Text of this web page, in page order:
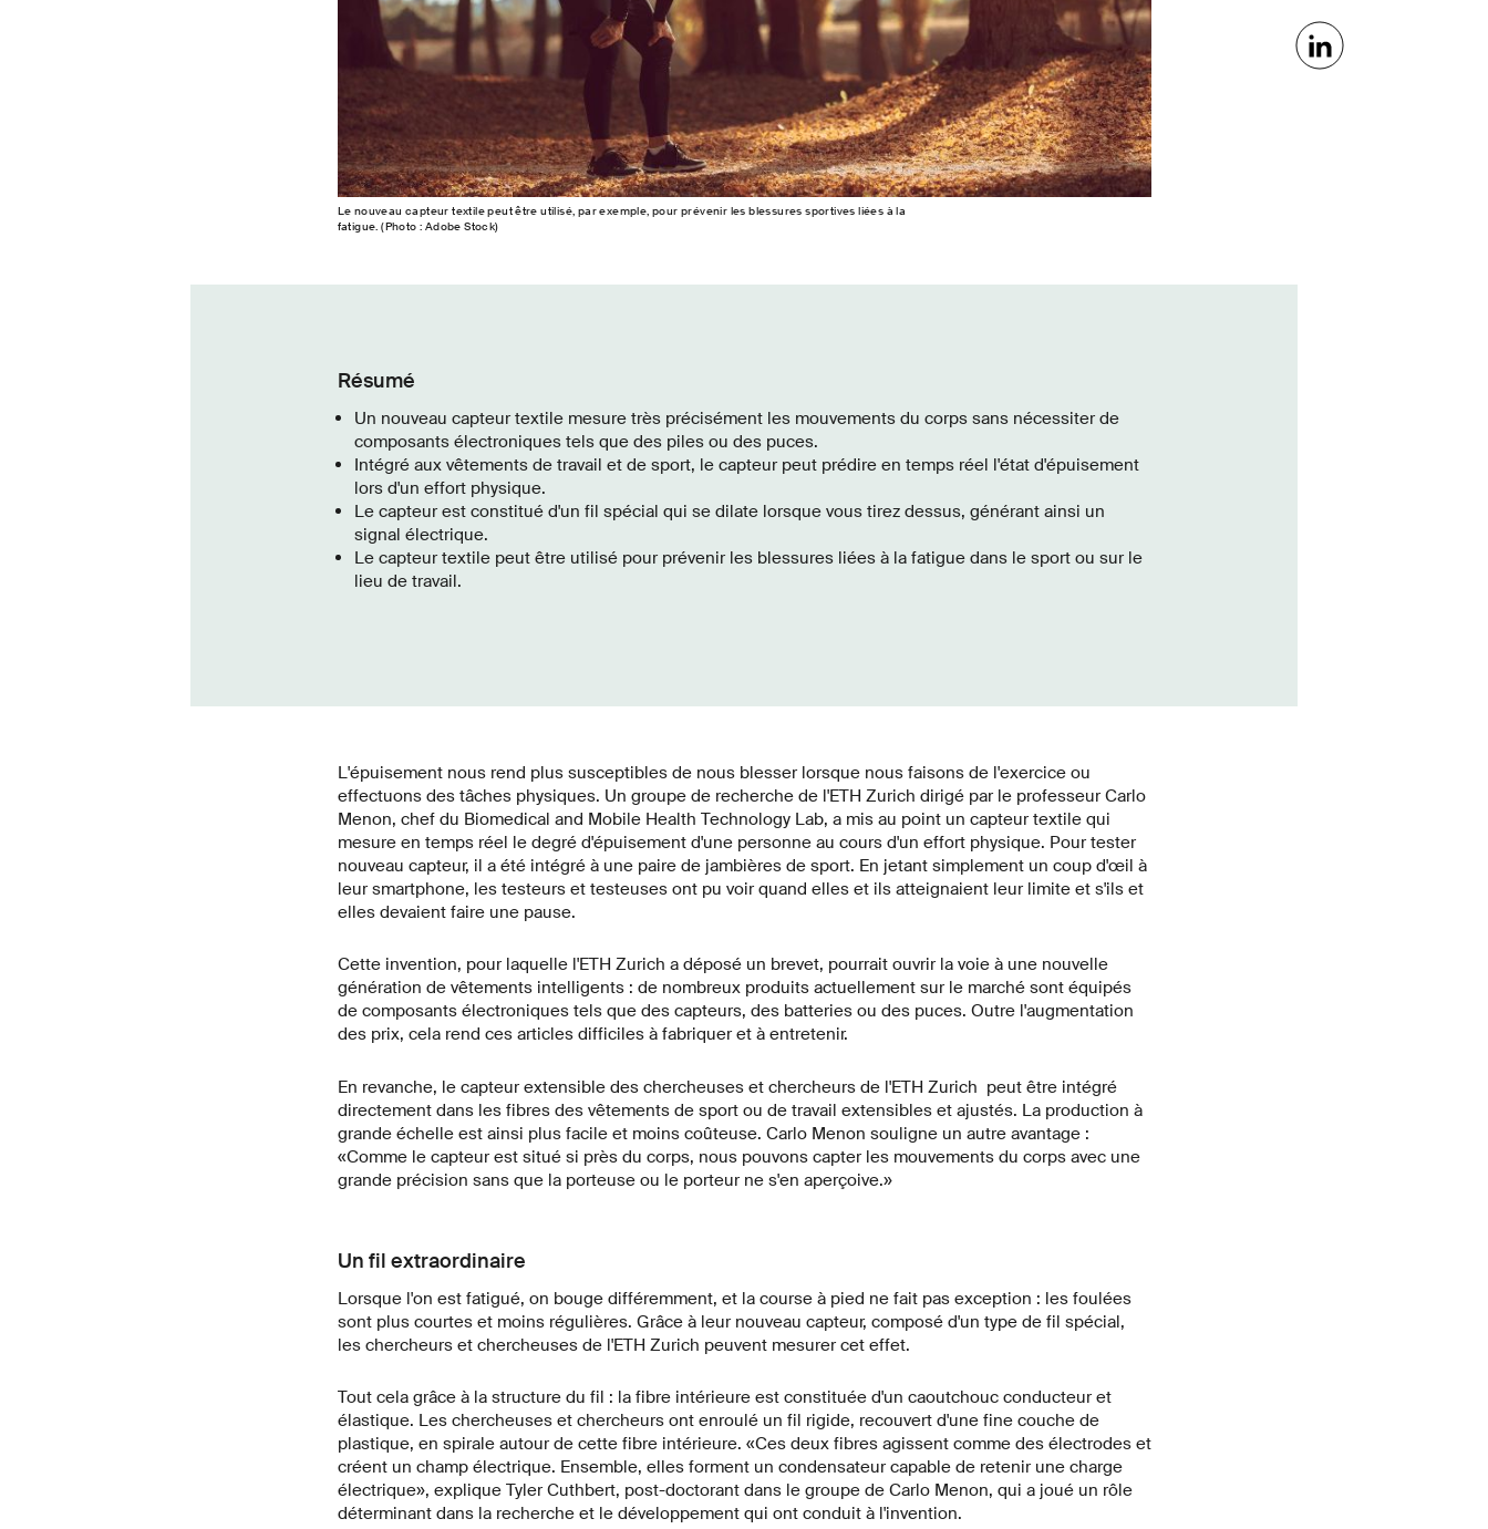
Le nouveau capteur textile peut être utilisé, par exemple, pour prévenir les blessures sportives liées à la
fatigue. (Photo : Adobe Stock)
Résumé
Un nouveau capteur textile mesure très précisément les mouvements du corps sans nécessiter de
composants électroniques tels que des piles ou des puces.
Intégré aux vêtements de travail et de sport, le capteur peut prédire en temps réel l'état d'épuisement
lors d'un effort physique.
Le capteur est constitué d'un fil spécial qui se dilate lorsque vous tirez dessus, générant ainsi un
signal électrique.
Le capteur textile peut être utilisé pour prévenir les blessures liées à la fatigue dans le sport ou sur le
lieu de travail.
L'épuisement nous rend plus susceptibles de nous blesser lorsque nous faisons de l'exercice ou
effectuons des tâches physiques. Un groupe de recherche de l'ETH Zurich dirigé par le professeur Carlo
Menon, chef du Biomedical and Mobile Health Technology Lab, a mis au point un capteur textile qui
mesure en temps réel le degré d'épuisement d'une personne au cours d'un effort physique. Pour tester
nouveau capteur, il a été intégré à une paire de jambières de sport. En jetant simplement un coup d'œil à
leur smartphone, les testeurs et testeuses ont pu voir quand elles et ils atteignaient leur limite et s'ils et
elles devaient faire une pause.
Cette invention, pour laquelle l'ETH Zurich a déposé un brevet, pourrait ouvrir la voie à une nouvelle
génération de vêtements intelligents : de nombreux produits actuellement sur le marché sont équipés
de composants électroniques tels que des capteurs, des batteries ou des puces. Outre l'augmentation
des prix, cela rend ces articles difficiles à fabriquer et à entretenir.
En revanche, le capteur extensible des chercheuses et chercheurs de l'ETH Zurich peut être intégré
directement dans les fibres des vêtements de sport ou de travail extensibles et ajustés. La production à
grande échelle est ainsi plus facile et moins coûteuse. Carlo Menon souligne un autre avantage :
«Comme le capteur est situé si près du corps, nous pouvons capter les mouvements du corps avec une
grande précision sans que la porteuse ou le porteur ne s'en aperçoive.»
Un fil extraordinaire
Lorsque l'on est fatigué, on bouge différemment, et la course à pied ne fait pas exception : les foulées
sont plus courtes et moins régulières. Grâce à leur nouveau capteur, composé d'un type de fil spécial,
les chercheurs et chercheuses de l'ETH Zurich peuvent mesurer cet effet.
Tout cela grâce à la structure du fil : la fibre intérieure est constituée d'un caoutchouc conducteur et
élastique. Les chercheuses et chercheurs ont enroulé un fil rigide, recouvert d'une fine couche de
plastique, en spirale autour de cette fibre intérieure. «Ces deux fibres agissent comme des électrodes et
créent un champ électrique. Ensemble, elles forment un condensateur capable de retenir une charge
électrique», explique Tyler Cuthbert, post-doctorant dans le groupe de Carlo Menon, qui a joué un rôle
déterminant dans la recherche et le développement qui ont conduit à l'invention.